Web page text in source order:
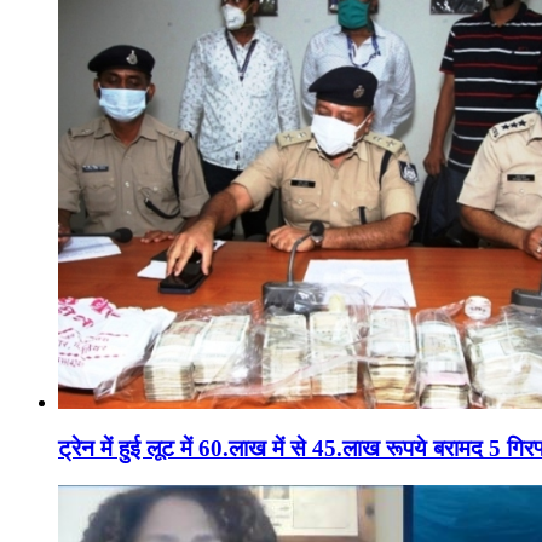
ट्रेन में हुई लूट में 60.लाख में से 45.लाख रूपये बरामद 5